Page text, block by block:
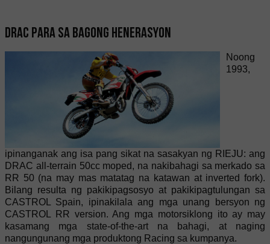
Drac para sa bagong henerasyon
Noong
1993,
ipinanganak ang isa pang sikat na sasakyan ng RIEJU: ang
DRAC all-terrain 50cc moped, na nakibahagi sa merkado sa
RR 50 (na may mas matatag na katawan at inverted fork).
Bilang resulta ng pakikipagsosyo at pakikipagtulungan sa
CASTROL Spain, ipinakilala ang mga unang bersyon ng
CASTROL RR version. Ang mga motorsiklong ito ay may
kasamang mga state-of-the-art na bahagi, at naging
nangungunang mga produktong Racing sa kumpanya.